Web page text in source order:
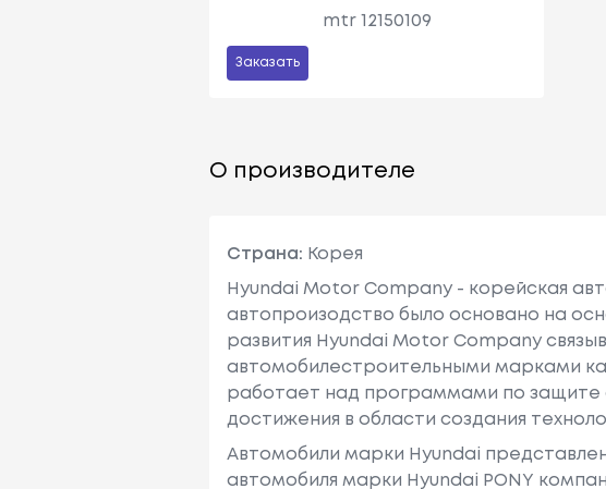
mtr 12150109
Заказать
О производителе
Страна: Корея
Hyundai Motor Company - корейская
автопроизодство было основано на
развития Hyundai Motor Company
автомобилестроительными марками
работает над программами по защите
достижения в области создания
Автомобили марки Hyundai
автомобиля марки Hyundai PONY